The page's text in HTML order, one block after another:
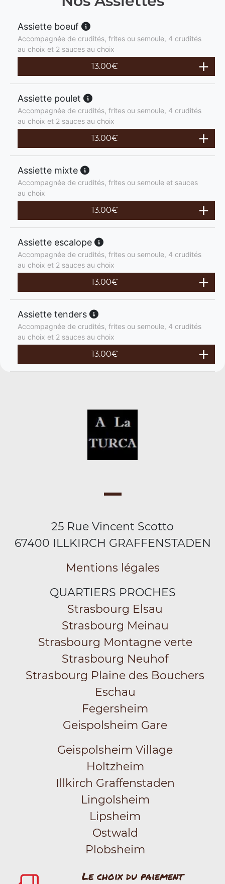
Assiette boeuf
Accompagnée de crudités, frites ou semoule, 4 crudités
au choix et 2 sauces au choix
13.00€
Assiette poulet
Accompagnée de crudités, frites ou semoule, 4 crudités
au choix et 2 sauces au choix
13.00€
Assiette mixte
Accompagnée de crudités, frites ou semoule et sauces
au choix
13.00€
Assiette escalope
Accompagnée de crudités, frites ou semoule, 4 crudités
au choix et 2 sauces au choix
13.00€
Assiette tenders
Accompagnée de crudités, frites ou semoule, 4 crudités
au choix et 2 sauces au choix
13.00€
25 Rue Vincent Scotto
67400 ILLKIRCH GRAFFENSTADEN
Mentions légales
QUARTIERS PROCHES
Strasbourg Elsau
Strasbourg Meinau
Strasbourg Montagne verte
Strasbourg Neuhof
Strasbourg Plaine des Bouchers
Eschau
Fegersheim
Geispolsheim Gare
Geispolsheim Village
Holtzheim
Illkirch Graffenstaden
Lingolsheim
Lipsheim
Ostwald
Plobsheim
Le choix du paiement